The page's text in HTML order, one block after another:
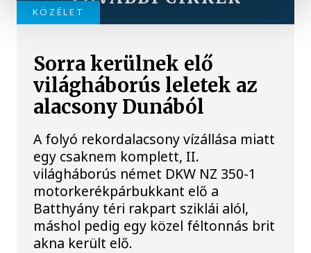
KÖZÉLET
Sorra kerülnek elő
világháborús leletek az
alacsony Dunából
A folyó rekordalacsony vízállása miatt
egy csaknem komplett, II.
világháborús német DKW NZ 350-1
motorkerékpárbukkant elő a
Batthyány téri rakpart sziklái alól,
máshol pedig egy közel féltonnás brit
akna került elő.